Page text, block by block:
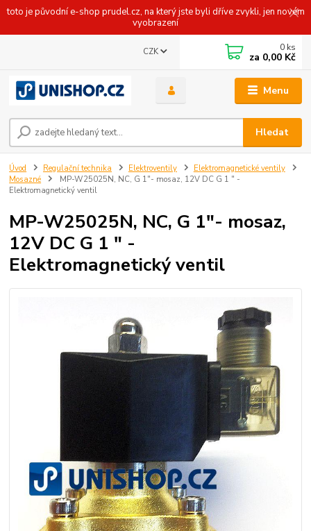
toto je původní e-shop prudel.cz, na který jste byli dříve zvykli, jen novém
vyobrazení
Menu
CZK
Hledat
0 ks
za 0,00 Kč
Úvod Regulační technika Elektroventily
Elektromagnetické ventily
Mosazné
MP-W25025N, NC, G 1"- mosaz, 12V DC G 1 " -
Elektromagnetický ventil
MP-W25025N, NC, G 1"- mosaz,
12V DC G 1 " -
Elektromagnetický ventil